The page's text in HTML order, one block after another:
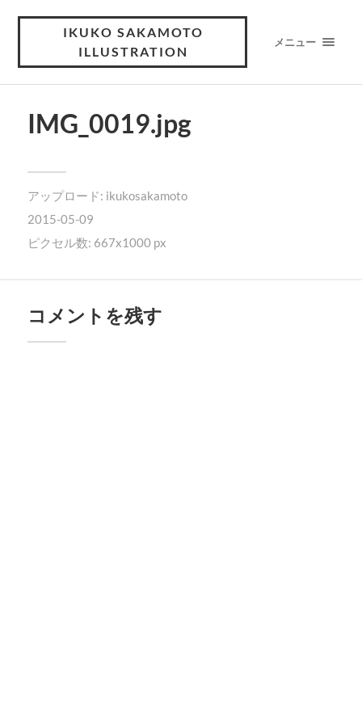
IKUKO SAKAMOTO
ILLUSTRATION
メニュー
IMG_0019.jpg
アップロード: ikukosakamoto
2015-05-09
ピクセル数: 667x1000 px
コメントを残す